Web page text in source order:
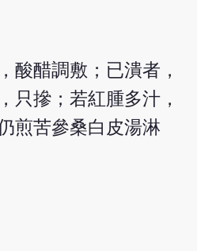
酸醋調敷；已潰者，
只摻；若紅腫多汁，
煎苦參桑白皮湯淋